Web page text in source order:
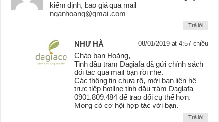
kiểm định, bao giá qua mail
nganhoang@gmail.com
Trả lời
NHƯ HÀ 08/01/2019 at 4:57 chiều
Chào bạn Hoàng,
Tinh dầu tràm Dagiafa đã gửi chính sách
đối tác qua mail bạn rồi nhé.
Các thông tin chưa rõ, mời bạn liên hệ
trực tiếp hotline tinh dầu tràm Dagiafa
0901.809.484 để trao đổi cụ thể hơn.
Mong có cơ hội hợp tác với bạn.
Trả lời